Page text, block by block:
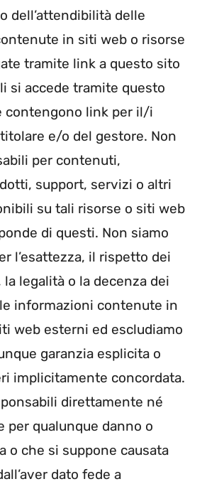
dell’attendibilità delle
in siti web o risorse
tramite link a questo sito
si accede tramite questo
contengono link per il/i
e/o del gestore. Non
per contenuti,
support, servizi o altri
su tali risorse o siti web
di questi. Non siamo
l’esattezza, il rispetto dei
la legalità o la decenza dei
informazioni contenute in
web esterni ed escludiamo
garanzia esplicita o
implicitamente concordata.
direttamente né
per qualunque danno o
o che si suppone causata
dato fede a